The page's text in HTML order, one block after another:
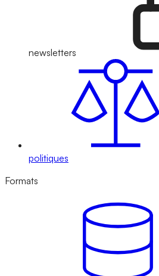
newsletters
politiques
Formats